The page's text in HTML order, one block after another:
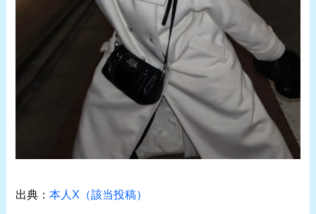
出典：本人X（該当投稿）